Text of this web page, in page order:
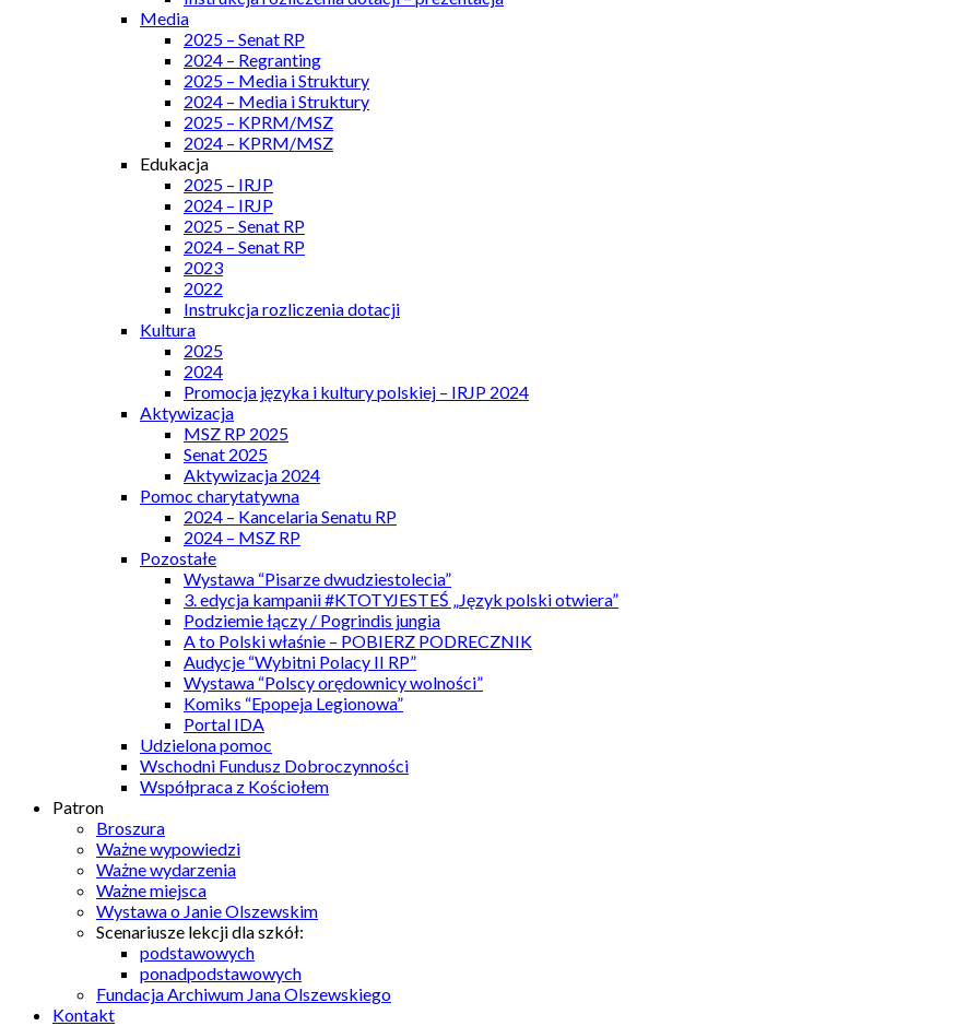
Media
2025 – Senat RP
2024 – Regranting
2025 – Media i Struktury
2024 – Media i Struktury
2025 – KPRM/MSZ
2024 – KPRM/MSZ
Edukacja
2025 – IRJP
2024 – IRJP
2025 – Senat RP
2024 – Senat RP
2023
2022
Instrukcja rozliczenia dotacji
Kultura
2025
2024
Promocja języka i kultury polskiej – IRJP 2024
Aktywizacja
MSZ RP 2025
Senat 2025
Aktywizacja 2024
Pomoc charytatywna
2024 – Kancelaria Senatu RP
2024 – MSZ RP
Pozostałe
Wystawa “Pisarze dwudziestolecia”
3. edycja kampanii #KTOTYJESTEŚ „Język polski otwiera”
Podziemie łączy / Pogrindis jungia
A to Polski właśnie – POBIERZ PODRECZNIK
Audycje “Wybitni Polacy II RP”
Wystawa “Polscy orędownicy wolności”
Komiks “Epopeja Legionowa”
Portal IDA
Udzielona pomoc
Wschodni Fundusz Dobroczynności
Współpraca z Kościołem
Patron
Broszura
Ważne wypowiedzi
Ważne wydarzenia
Ważne miejsca
Wystawa o Janie Olszewskim
Scenariusze lekcji dla szkół:
podstawowych
ponadpodstawowych
Fundacja Archiwum Jana Olszewskiego
Kontakt